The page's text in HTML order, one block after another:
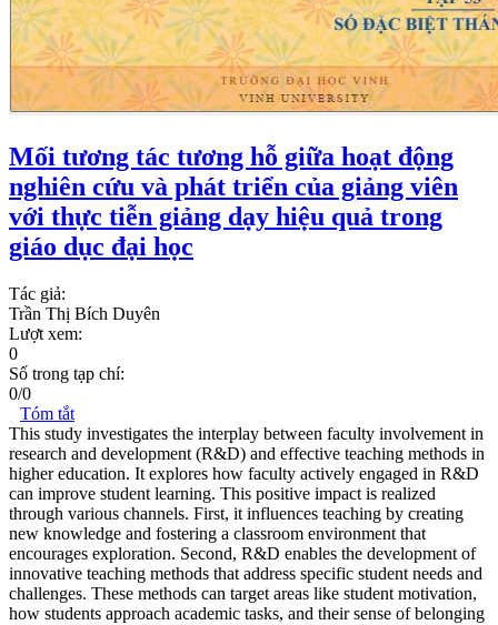
Mối tương tác tương hỗ giữa hoạt động
nghiên cứu và phát triển của giảng viên
với thực tiễn giảng dạy hiệu quả trong
giáo dục đại học
Tác giả:
Trần Thị Bích Duyên
Lượt xem:
0
Số trong tạp chí:
0/0
Tóm tắt
This study investigates the interplay between faculty involvement in
research and development (R&D) and effective teaching methods in
higher education. It explores how faculty actively engaged in R&D
can improve student learning. This positive impact is realized
through various channels. First, it influences teaching by creating
new knowledge and fostering a classroom environment that
encourages exploration. Second, R&D enables the development of
innovative teaching methods that address specific student needs and
challenges. These methods can target areas like student motivation,
how students approach academic tasks, and their sense of belonging